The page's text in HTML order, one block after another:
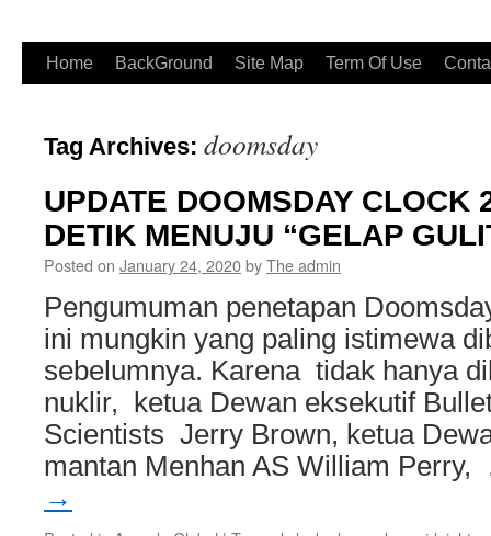
Home BackGround Site Map Term Of Use
Tag Archives: doomsday
UPDATE DOOMSDAY CLOCK
DETIK MENUJU “GELAP
Posted on January 24, 2020byThe admin
Pengumuman penetapan
ini mungkin yang paling istimewa
sebelumnya. Karena tidak hanya
nuklir, ketua Dewan eksekutif
Scientists Jerry Brown, ketua
mantan Menhan AS William
→